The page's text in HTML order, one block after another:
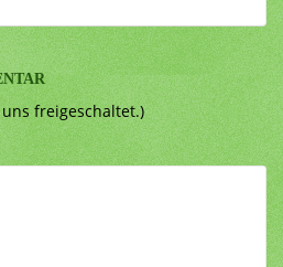
freigeschaltet.)